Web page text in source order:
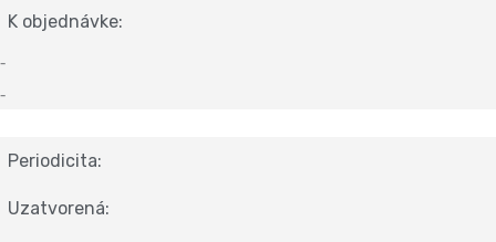
K objednávke:
-
-
Periodicita:
Uzatvorená: